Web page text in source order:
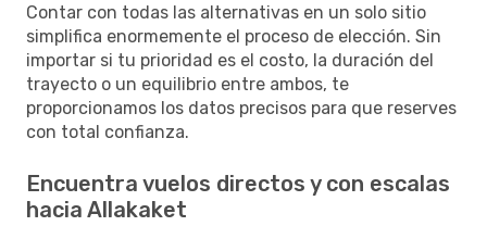
Contar con todas las alternativas en un solo sitio
simplifica enormemente el proceso de elección. Sin
importar si tu prioridad es el costo, la duración del
trayecto o un equilibrio entre ambos, te
proporcionamos los datos precisos para que reserves
con total confianza.
Encuentra vuelos directos y con escalas
hacia Allakaket